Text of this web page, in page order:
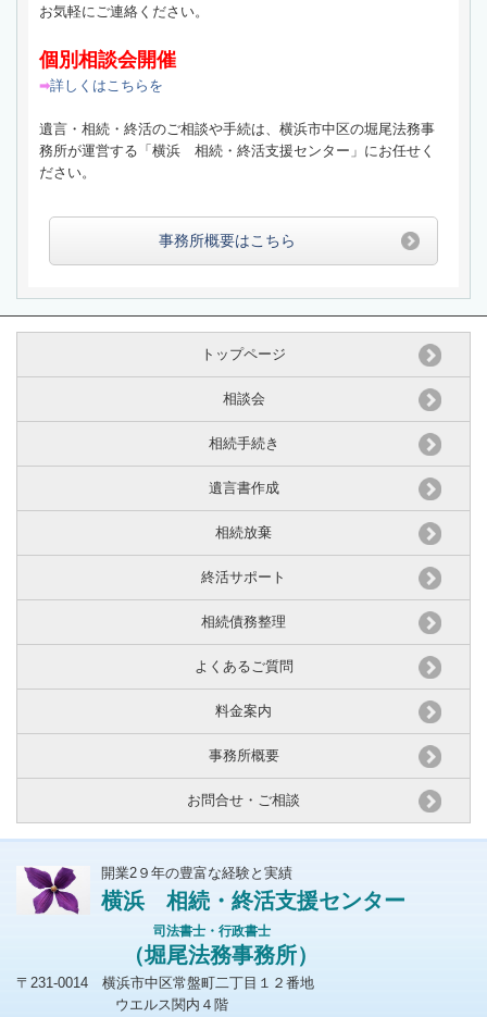
お気軽にご連絡ください。
個別相談会開催
➡詳しくはこちらを
遺言・相続・終活のご相談や手続は、横浜市中区の堀尾法務事
務所が運営する「横浜 相続・終活支援センター」にお任せく
ださい。
事務所概要はこちら
トップページ
相談会
相続手続き
遺言書作成
相続放棄
終活サポート
相続債務整理
よくあるご質問
料金案内
事務所概要
お問合せ・ご相談
開業2９年の豊富な経験と実績
横浜 相続・終活支援センター
司法書士・行政書士
（堀尾法務事務所）
〒231-0014 横浜市中区常盤町二丁目１２番地
ウエルス関内４階